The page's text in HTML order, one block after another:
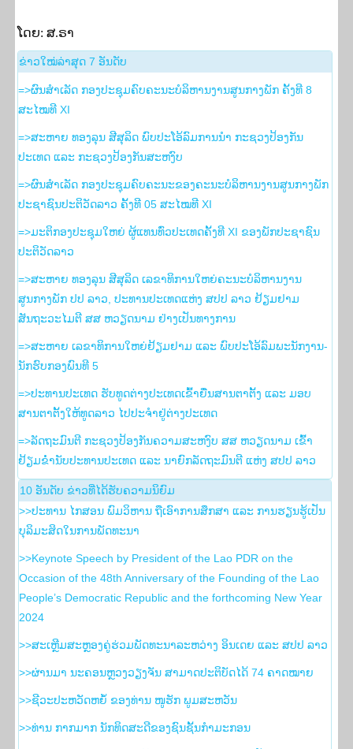
ໂດຍ: ສ.ຣາ
​ຂ່າວ​ໃໝ່​ລ່າ​ສຸດ 7 ອັນ​ດັບ
=>ຜົນສໍາເລັດ ກອງປະຊຸມຄົບຄະນະບໍລິຫານງານສູນກາງພັກ ຄັ້ງທີ 8
ສະໄໝທີ XI
=>ສະຫາຍ ທອງລຸນ ສີສຸລິດ ພົບປະໂອ້ລົມການນຳ ກະຊວງປ້ອງກັນ
ປະເທດ ແລະ ກະຊວງປ້ອງກັນສະຫງົບ
=>ຜົນສຳເລັດ ກອງປະຊຸມຄົບຄະນະຂອງຄະນະບໍລິຫານງານສູນກາງພັກ
ປະຊາຊົນປະຕິວັດລາວ ຄັ້ງທີ 05 ສະໄໝທີ XI
=>ມະຕິກອງປະຊຸມໃຫຍ່ ຜູ້ແທນທົ່ວປະເທດຄັ້ງທີ XI ຂອງພັກປະຊາຊົນ
ປະຕິວັດລາວ
=>ສະຫາຍ ທອງລຸນ ສີສຸລິດ ເລຂາທິການໃຫຍ່ຄະນະບໍລິຫານງານ
ສູນກາງພັກ ປປ ລາວ, ປະທານປະເທດແຫ່ງ ສປປ ລາວ ຢ້ຽມຢາມ
ສັນຖະວະໄມຕີ ສສ ຫວຽດນາມ ຢ່າງເປັນທາງການ
=>ສະຫາຍ ເລຂາທິການໃຫຍ່ຢ້ຽມຢາມ ແລະ ພົບປະໂອ້ລົມພະນັກງານ-
ນັກຮົບກອງພົນທີ 5
=>ປະທານປະເທດ ຮັບທູດຕ່າງປະເທດເຂົ້າຍື່ນສານຕາຕັ້ງ ແລະ ມອບ
ສານຕາຕັ້ງໃຫ້ທູດລາວ ໄປປະຈຳຢູ່ຕ່າງປະເທດ
=>ລັດຖະມົນຕີ ກະຊວງປ້ອງກັນຄວາມສະຫງົບ ສສ ຫວຽດນາມ ເຂົ້າ
ຢ້ຽມຂໍ່ານັບປະທານປະເທດ ແລະ ນາຍົກລັດຖະມົນຕີ ແຫ່ງ ສປປ ລາວ
10 ອັນ​ດັບ ຂ່າວ​ທີ່​ໄດ້​ຮັບ​ຄວາມ​ນິ​ຍົມ
>>ປະທານ ໄກສອນ ພົມວິຫານ ຖືເອົາການສຶກສາ ແລະ ການຮຽນຮູ້ເປັນ
ບຸລິມະສິດໃນການພັດທະນາ
>>Keynote Speech by President of the Lao PDR on the
Occasion of the 48th Anniversary of the Founding of the Lao
People’s Democratic Republic and the forthcoming New Year
2024
>>ສະເຫຼີມສະຫຼອງຄູ່ຮ່ວມພັດທະນາລະຫວ່າງ ອິນເດຍ ແລະ ສປປ ລາວ
>>ຜ່ານມາ ນະຄອນຫຼວງວຽງຈັນ ສາມາດປະຕິບັດໄດ້ 74 ຄາດໝາຍ
>>ຊີວະປະຫວັດຫຍໍ້ ຂອງທ່ານ ໜູຮັກ ພູມສະຫວັນ
>>ທ່ານ ກາກມາກ ນັກທິດສະດີຂອງຊົນຊັ້ນກຳມະກອນ